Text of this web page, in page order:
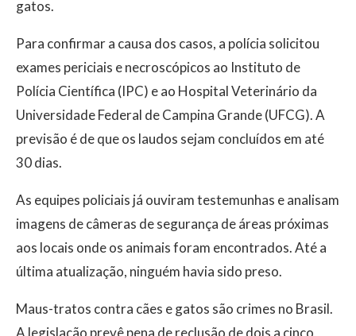
gatos.
Para confirmar a causa dos casos, a polícia solicitou
exames periciais e necroscópicos ao Instituto de
Polícia Científica (IPC) e ao Hospital Veterinário da
Universidade Federal de Campina Grande (UFCG). A
previsão é de que os laudos sejam concluídos em até
30 dias.
As equipes policiais já ouviram testemunhas e analisam
imagens de câmeras de segurança de áreas próximas
aos locais onde os animais foram encontrados. Até a
última atualização, ninguém havia sido preso.
Maus-tratos contra cães e gatos são crimes no Brasil.
A legislação prevê pena de reclusão de dois a cinco